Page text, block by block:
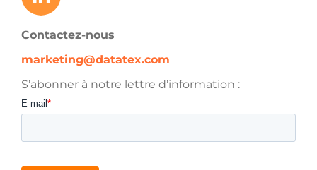
Contactez-nous
marketing@datatex.com
S’abonner à notre lettre d’information :